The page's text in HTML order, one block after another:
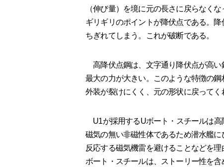
（伸び量）を境に元の長さに戻らなく
ギリギリのポイントが降伏点である。
ちぎれてしまう。これが破断である。
高降伏点鋼は、文字通り降伏点が高い
最大の力が大きい。このような特徴の
外装が裂けにくく、元の形状に戻ってく
U1が採用するUボート・スチールは高
磁気の無い非磁性体であるため潜水艦
反応する磁気機雷を避けることなどを
ボート・スチールは、ストーリー性を